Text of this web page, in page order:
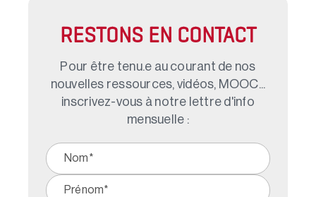
RESTONS EN CONTACT
Pour être tenu.e au courant de nos
nouvelles ressources, vidéos, MOOC...
inscrivez-vous à notre lettre d'info
mensuelle :